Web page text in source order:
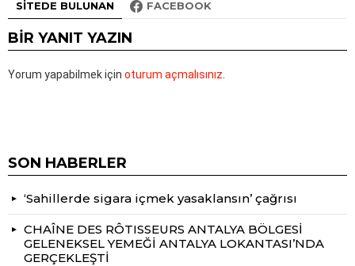
SITEDE BULUNAN FACEBOOK
BIR YANIT YAZIN
Yorum yapabilmek için oturum açmalısınız
SON HABERLER
‘Sahillerde sigara içmek yasaklansın’ çağrısı
CHAÎNE DES RÔTISSEURS ANTALYA BÖLGESİ
GELENEKSEL YEMEĞİ ANTALYA LOKANTASI’NDA
GERÇEKLEŞTİ